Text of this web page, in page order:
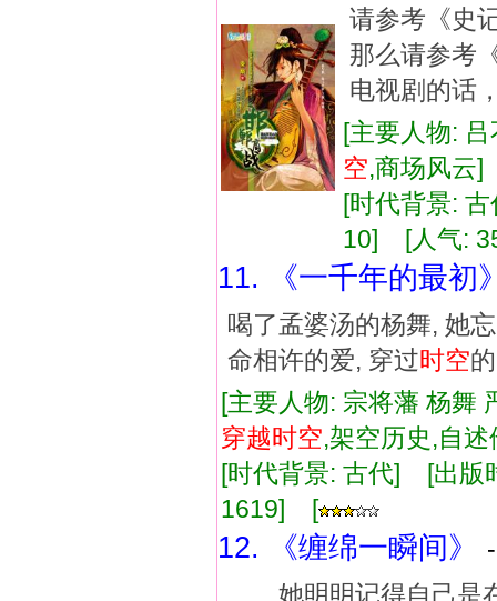
请参考《
那么请参考
电视剧的
[主要人物:
空,商场风
[时代背景:
10] [人气:
11. 《一千年的最初
喝了孟婆汤的杨舞, 她
命相许的爱, 穿过时空
[主要人物: 宗将藩 杨
穿越时空,架空历史,自
[时代背景: 古代] [出
1619] [
12. 《缠绵一瞬间》
她明明记得自己是在